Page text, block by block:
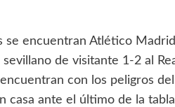
se encuentran Atlético
de visitante 1-2 al
con los peligros
casa ante el último de la